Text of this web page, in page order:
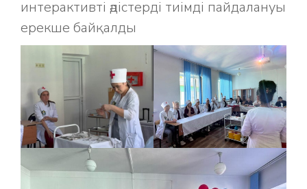
интерактивті әдістерді тиімді пайдалануы
ерекше байқалды